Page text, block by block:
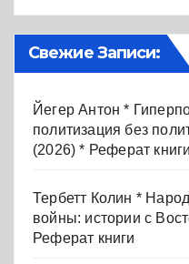
Свежие Записи:
Йегер Антон *
политизация без
(2026) * Реферат книги
Тербетт Колин *
войны: истории с
Реферат книги